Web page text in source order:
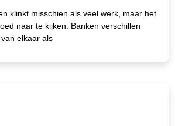
klinkt misschien als veel werk, maar het
naar te kijken. Banken verschillen
elkaar als